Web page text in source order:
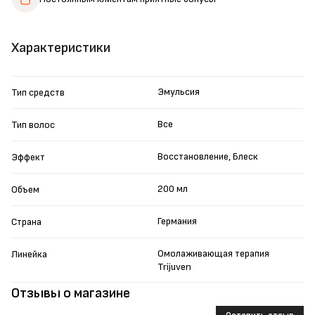
Отзывы о магазине
Характеристики
Тип средств Эмульсия
Тип волос Все
Эффект Восстановление, Блеск
Объем 200 мл
Страна Германия
Линейка
Омолаживающая терапия
Trijuven